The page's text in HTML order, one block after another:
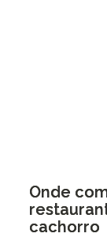
Onde
cachorro